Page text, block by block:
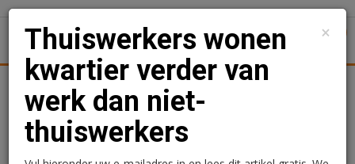
Kantoren Retail
Thuiswerkers wonen
×
Thuiswerkers wonen
kwartier verder van
werk dan niet-
thuiswerkers